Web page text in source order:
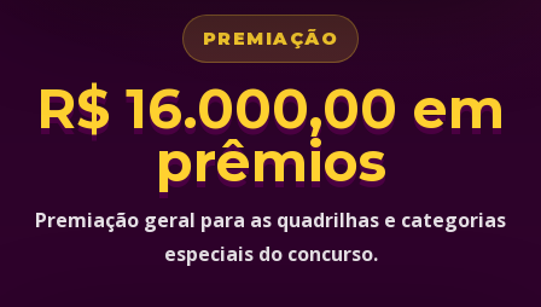
PREMIAÇÃO
R$ 16.000,00 em
prêmios
Premiação geral para as quadrilhas e categorias
especiais do concurso.